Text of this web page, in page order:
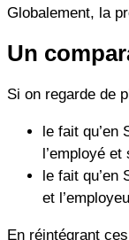
Globalement, la
Un
Si on regarde de
le fait
l’employé
le fait
et
En réintégrant